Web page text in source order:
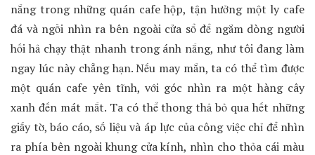
nắng trong những quán cafe hộp, tận hưởng một ly cafe
đá và ngồi nhìn ra bên ngoài cửa sổ để ngắm dòng người
hối hả chạy thật nhanh trong ánh nắng, như tôi đang làm
ngay lúc này chẳng hạn. Nếu may mắn, ta có thể tìm được
một quán cafe yên tĩnh, với góc nhìn ra một hàng cây
xanh đến mát mắt. Ta có thể thong thả bỏ qua hết những
giấy tờ, báo cáo, số liệu và áp lực của công việc chỉ để nhìn
ra phía bên ngoài khung cửa kính, nhìn cho thỏa cái màu